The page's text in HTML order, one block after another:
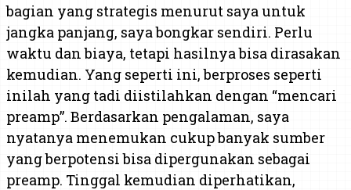
bagian yang strategis menurut saya untuk
jangka panjang, saya bongkar sendiri. Perlu
waktu dan biaya, tetapi hasilnya bisa dirasakan
kemudian. Yang seperti ini, berproses seperti
inilah yang tadi diistilahkan dengan “mencari
preamp”. Berdasarkan pengalaman, saya
nyatanya menemukan cukup banyak sumber
yang berpotensi bisa dipergunakan sebagai
preamp. Tinggal kemudian diperhatikan,